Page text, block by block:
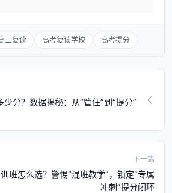
三复读 高考复读学校 高考提分
分？数据揭秘：从“管住”到“提分”
下一篇
班怎么选？警惕“混班教学”，锁定“专属
冲刺”提分闭环